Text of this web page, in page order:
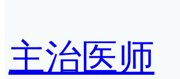
主治医师